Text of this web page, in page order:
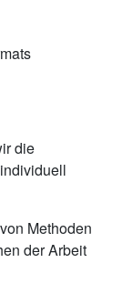
die
Methoden
der Arbeit